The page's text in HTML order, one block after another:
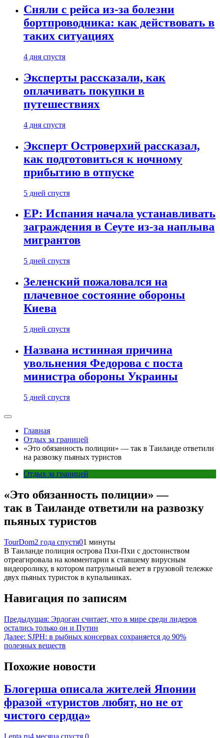
Сняли с рейса из-за болезни
бортпроводника: как действовать в
таких ситуациях
4 дня спустя
Эксперты рассказали, как
оплачивать покупки в
путешествиях
4 дня спустя
Эксперт Островерхий рассказал,
как подготовиться к ночному
прибытию в отпуске
5 дней спустя
EP: Испания начала устанавливать
заграждения в Сеуте из-за наплыва
мигрантов
5 дней спустя
Зеленский пожаловался на
плачевное состояние обороны
Киева
5 дней спустя
Названа истинная причина
увольнения Федорова с поста
министра обороны Украины
5 дней спустя
Главная
Отдых за границей
«Это обязанность полиции» — так в Таиланде ответили
на развозку пьяных туристов
Отдых за границей
«Это обязанность полиции» —
так в Таиланде ответили на развозку
пьяных туристов
TourDom2 года спустя01 минуты
В Таиланде полиция острова Пхи-Пхи с достоинством
отреагировала на комментарии к ставшему вирусным
видеоролику, в котором патрульный везет в грузовой тележке
двух пьяных туристок в купальниках.
Навигация по записям
Предыдущая: Эрдоган считает, что в мире среди лидеров
остались только он и Путин
Далее: SJPH: в рыбных консервах сохраняется до 90%
полезных веществ
Похожие новости
Блогерша описала жителей Японии
фразой «туристов любят, но не от
чистого сердца»